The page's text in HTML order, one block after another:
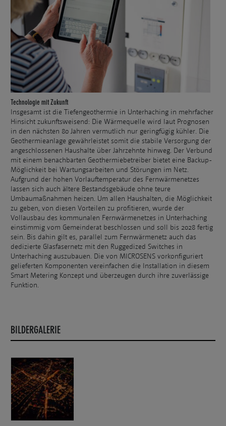
Technologie mit Zukunft
Insgesamt ist die Tiefengeothermie in Unterhaching in mehrfacher
Hinsicht zukunftsweisend: Die Wärmequelle wird laut Prognosen
in den nächsten 80 Jahren vermutlich nur geringfügig kühler. Die
Geothermieanlage gewährleistet somit die stabile Versorgung der
angeschlossenen Haushalte über Jahrzehnte hinweg. Der Verbund
mit einem benachbarten Geothermiebetreiber bietet eine Backup-
Möglichkeit bei Wartungsarbeiten und Störungen im Netz.
Aufgrund der hohen Vorlauftemperatur des Fernwärmenetzes
lassen sich auch ältere Bestandsgebäude ohne teure
Umbaumaßnahmen heizen. Um allen Haushalten, die Möglichkeit
zu geben, von diesen Vorteilen zu profitieren, wurde der
Vollausbau des kommunalen Fernwärmenetzes in Unterhaching
einstimmig vom Gemeinderat beschlossen und soll bis 2028 fertig
sein. Bis dahin gilt es, parallel zum Fernwärmenetz auch das
dedizierte Glasfasernetz mit den Ruggedized Switches in
Unterhaching auszubauen. Die von MICROSENS vorkonfiguriert
gelieferten Komponenten vereinfachen die Installation in diesem
Smart Metering Konzept und überzeugen durch ihre zuverlässige
Funktion.
BILDERGALERIE